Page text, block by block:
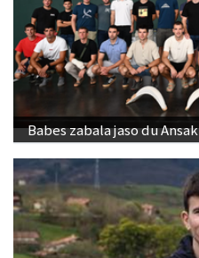
Babes zabala jaso du Ansak